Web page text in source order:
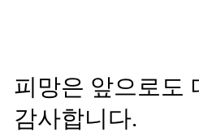
피망은 앞으로도
감사합니다.